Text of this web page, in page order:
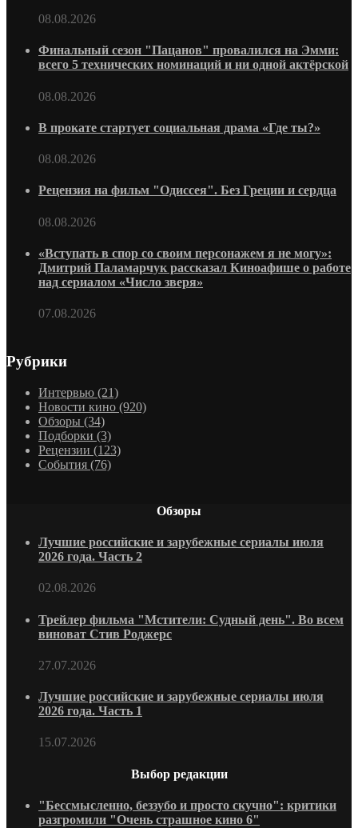
08.08.2026
Финальный сезон "Пацанов" провалился на Эмми:
всего 5 технических номинаций и ни одной актёрской
08.08.2026
В прокате стартует социальная драма «Где ты?»
08.08.2026
Рецензия на фильм "Одиссея". Без Греции и сердца
08.08.2026
«Вступать в спор со своим персонажем я не могу»:
Дмитрий Паламарчук рассказал Киноафише о работе
над сериалом «Число зверя»
07.08.2026
Рубрики
Интервью (21)
Новости кино (920)
Обзоры (34)
Подборки (3)
Рецензии (123)
События (76)
Обзоры
Лучшие российские и зарубежные сериалы июля
2026 года. Часть 2
02.08.2026
Трейлер фильма "Мстители: Судный день". Во всем
виноват Стив Роджерс
27.07.2026
Лучшие российские и зарубежные сериалы июля
2026 года. Часть 1
15.07.2026
Выбор редакции
"Бессмысленно, беззубо и просто скучно": критики
разгромили "Очень страшное кино 6"